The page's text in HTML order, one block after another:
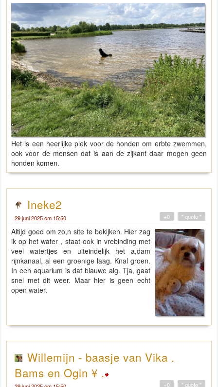
Het is een heerlijke plek voor de honden om erbte zwemmen,
ook voor de mensen dat is aan de zijkant daar mogen geen
honden komen.
Ineke2
29 juni 2025 om 15:50 " quote "
+0
Altijd goed om zo,n site te bekijken. Hier zag
ik op het water , staat ook in vrebinding met
veel watertjes en uiteindelijk het a,dam
rijnkanaal, al een groenige laag. Knal groen.
In een aquarium is dat blauwe alg. Tja, gaat
snel met dit weer. Maar hier is geen echt
open water.
Willemijn - baasje van Vika .
Bams en Ogin ¥ .
" quote "
+0